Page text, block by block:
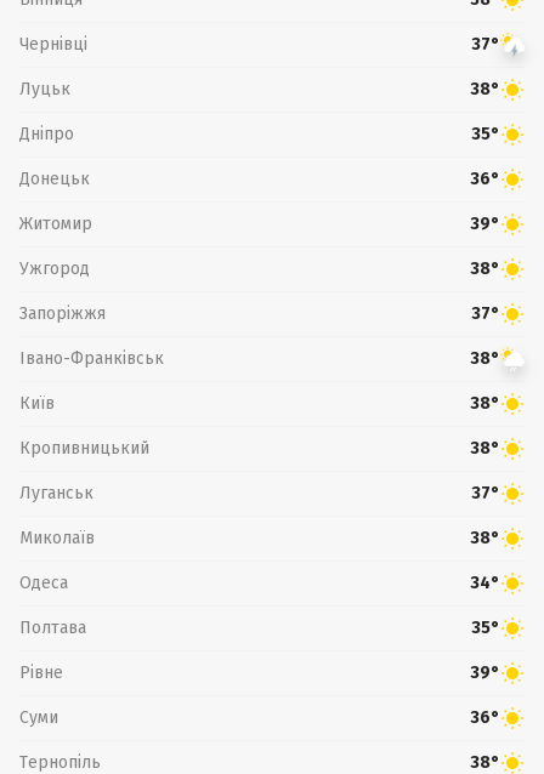
Чернівці 37°
Луцьк 38°
Дніпро 35°
Донецьк 36°
Житомир 39°
Ужгород 38°
Запоріжжя 37°
Івано-Франківськ 38°
Київ 38°
Кропивницький 38°
Луганськ 37°
Миколаїв 38°
Одеса 34°
Полтава 35°
Рівне 39°
Суми 36°
Тернопіль 38°